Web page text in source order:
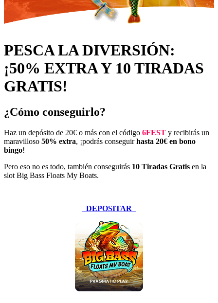
PESCA LA DIVERSIÓN:
¡50% EXTRA Y 10 TIRADAS
GRATIS!
¿Cómo conseguirlo?
Haz un depósito de 20€ o más con el código 6FEST y recibirás un
maravilloso 50% extra, ¡podrás conseguirhasta 20€ en bono
bingo!
Pero eso no es todo, también conseguirás 10 Tiradas Gratis en la
slot Big Bass Floats My Boats.
DEPOSITAR